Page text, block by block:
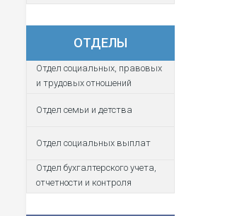
ОТДЕЛЫ
Отдел социальных, правовых
и трудовых отношений
Отдел семьи и детства
Отдел социальных выплат
Отдел бухгалтерского учета,
отчетности и контроля